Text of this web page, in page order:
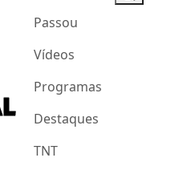
Passou
Vídeos
Programas
Destaques
TNT